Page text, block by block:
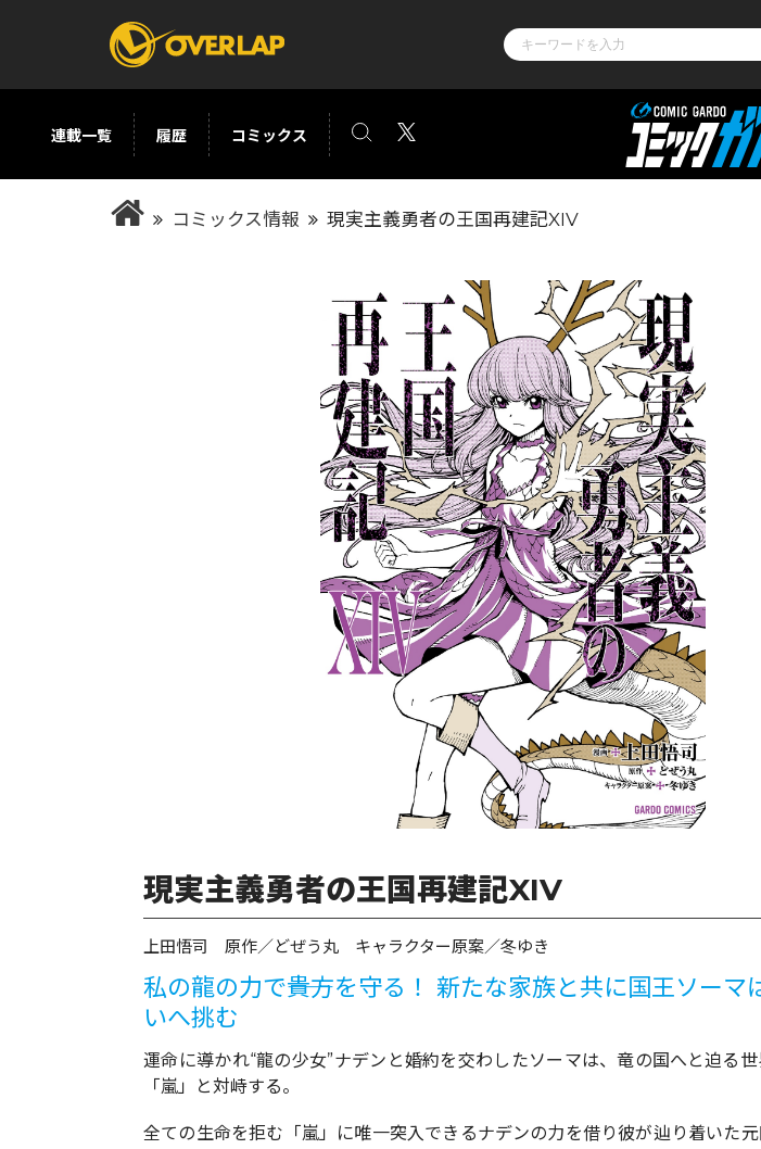
コミック
コミックガルド
ライトノベル
文庫
ロサージュノベルス
ゲーム
オーバーラップノベルス オーバーラップノ
コミッククリエ リキューレ
閉じる
連載一覧 履歴 コミックス
コミックス情報 現実主義勇者の王国再建記XIV
現実主義勇者の王国再建記XIV
上田悟司 原作／どぜう丸 キャラクター原案／冬ゆき
私の龍の力で――貴方を守る！ 新たな家族と共に国王ソーマ
いへ挑む
運命に導かれ“龍の少女”ナデンと婚約を交わしたソーマは、竜の国へと迫る世
「嵐」と対峙する。
全ての生命を拒む「嵐」に唯一突入できるナデンの力を借り彼が辿り着いた